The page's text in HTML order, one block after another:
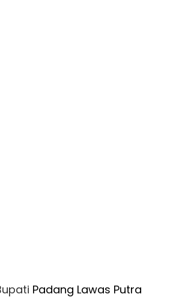
Padang Lawas Putra